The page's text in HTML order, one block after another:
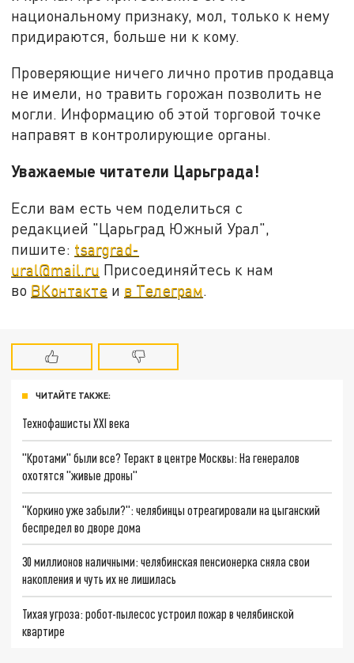
национальному признаку, мол, только к нему
придираются, больше ни к кому.
Проверяющие ничего лично против продавца
не имели, но травить горожан позволить не
могли. Информацию об этой торговой точке
направят в контролирующие органы.
Уважаемые читатели Царьграда!
Если вам есть чем поделиться с
редакцией "Царьград Южный Урал",
пишите: tsargrad-
ural@mail.ru Присоединяйтесь к нам
во ВКонтакте и в Телеграм
ЧИТАЙТЕ ТАКЖЕ:
Технофашисты XXI века
"Кротами" были все? Теракт в центре Москвы: На генералов
охотятся "живые дроны"
"Коркино уже забыли?": челябинцы отреагировали на цыганский
беспредел во дворе дома
30 миллионов наличными: челябинская пенсионерка сняла свои
накопления и чуть их не лишилась
Тихая угроза: робот-пылесос устроил пожар в челябинской
квартире